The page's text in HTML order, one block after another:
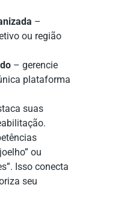
–
ou região
– gerencie
plataforma
suas
ou
Isso conecta
seu